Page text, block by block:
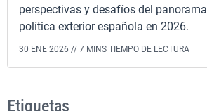
perspectivas y desafíos del
política exterior española en 2026.
30 ENE 2026 // 7 MINS TIEMPO DE LECTURA
Etiquetas